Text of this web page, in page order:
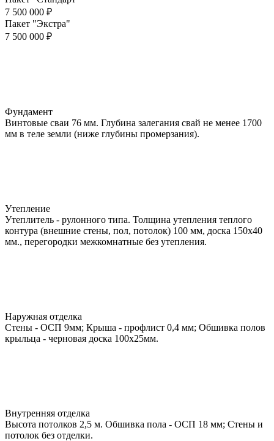
7 500 000 ₽
Пакет "Экстра"
7 500 000 ₽
Фундамент
Винтовые сваи 76 мм. Глубина залегания свай не менее 1700
мм в теле земли (ниже глубины промерзания).
Утепление
Утеплитель - рулонного типа. Толщина утепления теплого
контура (внешние стены, пол, потолок) 100 мм, доска 150х40
мм., перегородки межкомнатные без утепления.
Наружная отделка
Стены - ОСП 9мм; Крыша - профлист 0,4 мм; Обшивка полов
крыльца - черновая доска 100х25мм.
Внутренняя отделка
Высота потолков 2,5 м. Обшивка пола - ОСП 18 мм; Стены и
потолок без отделки.